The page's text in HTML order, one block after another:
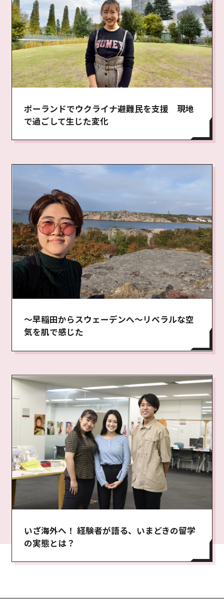
ポーランドでウクライナ避難民を支援 現地
で過ごして生じた変化
～早稲田からスウェーデンへ～リベラルな空
気を肌で感じた
いざ海外へ！ 経験者が語る、いまどきの留学
の実態とは？